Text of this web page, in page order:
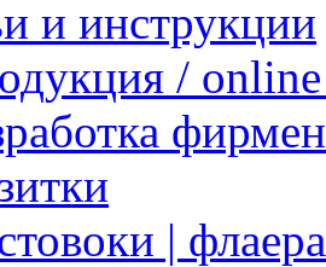
и инструкции
/ online
| флаера